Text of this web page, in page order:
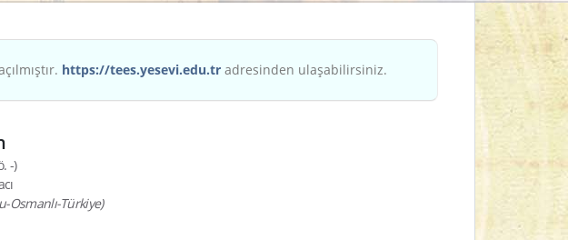
https://tees.yesevi.edu.tr adresinden ulaşabilirsiniz.
-)
Osmanlı-Türkiye)